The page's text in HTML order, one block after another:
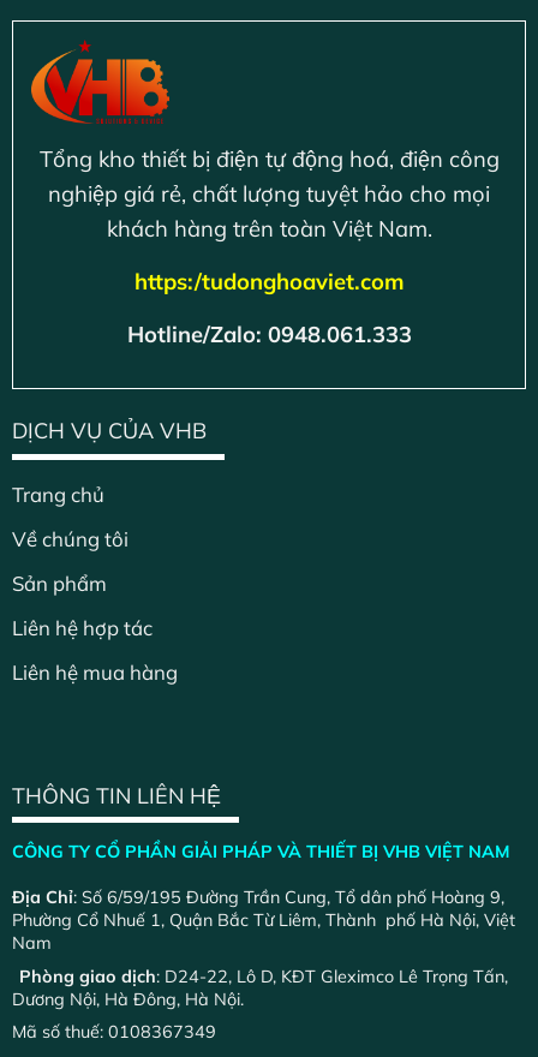
Tổng kho thiết bị điện tự động hoá, điện công
nghiệp giá rẻ, chất lượng tuyệt hảo cho mọi
khách hàng trên toàn Việt Nam.
https:/tudonghoaviet.com
Hotline/Zalo: 0948.061.333
DỊCH VỤ CỦA VHB
Trang chủ
Về chúng tôi
Sản phẩm
Liên hệ hợp tác
Liên hệ mua hàng
THÔNG TIN LIÊN HỆ
CÔNG TY CỔ PHẦN GIẢI PHÁP VÀ THIẾT BỊ VHB VIỆT NAM
Địa Chỉ: Số 6/59/195 Đường Trần Cung, Tổ dân phố Hoàng 9,
Phường Cổ Nhuế 1, Quận Bắc Từ Liêm, Thành phố Hà Nội, Việt
Nam
Phòng giao dịch: D24-22, Lô D, KĐT Gleximco Lê Trọng Tấn,
Dương Nội, Hà Đông, Hà Nội.
Mã số thuế: 0108367349